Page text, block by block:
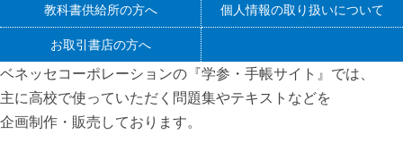
教科書供給所の方へ 個人情報の取り扱いについて
お取引書店の方へ
ベネッセコーポレーションの『学参・手帳サイト』 では、
主に高校で使っていただく問題集やテキストなどを
企画制作・販売しております。